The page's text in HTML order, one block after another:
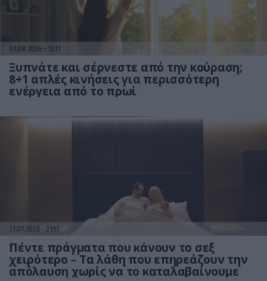
01.08.2026 12:11
Ξυπνάτε και σέρνεστε από την κούραση;
8+1 απλές κινήσεις για περισσότερη
ενέργεια από το πρωί
31.07.2026 21:13
Πέντε πράγματα που κάνουν το σεξ
χειρότερο – Τα λάθη που επηρεάζουν την
απόλαυση χωρίς να το καταλαβαίνουμε